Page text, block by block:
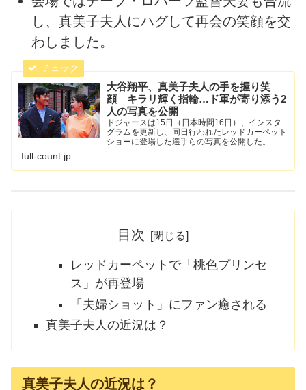
し、真美子夫人にハグして再会の笑顔を交
わしました。
大谷翔平、真美子夫人の手を握り笑
顔 キラリ輝く指輪…ド軍が寄り添う2
人の写真を公開
ドジャースは15日（日本時間16日）、インスタ
グラムを更新し、同日行われたレッドカーペット
ショーに登場した選手らの写真を公開した。
full-count.jp
目次
レッドカーペットで「桃色プリンセ
ス」が再登場
「夫婦ショット」にファン癒される
真美子夫人の近況は？
真美子夫人の近況は？